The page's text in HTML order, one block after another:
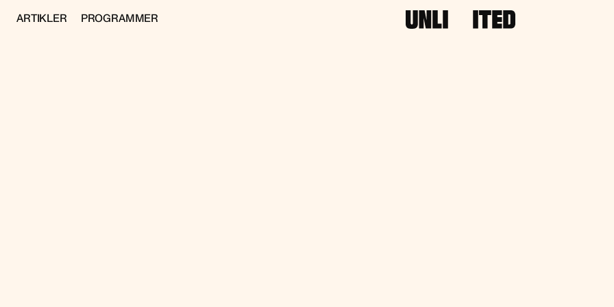
ARTIKLER PROGRAMMER